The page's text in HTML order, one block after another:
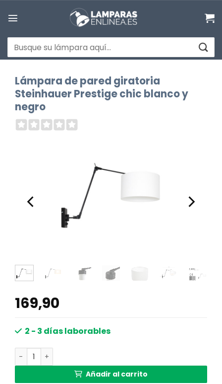
Buscar
por:
Lámpara de pared giratoria
Steinhauer Prestige chic blanco y
negro
169,90
2 - 3 días laborables
Lámpara de pared giratoria Steinhauer Prestige chic
Añadir al carrito